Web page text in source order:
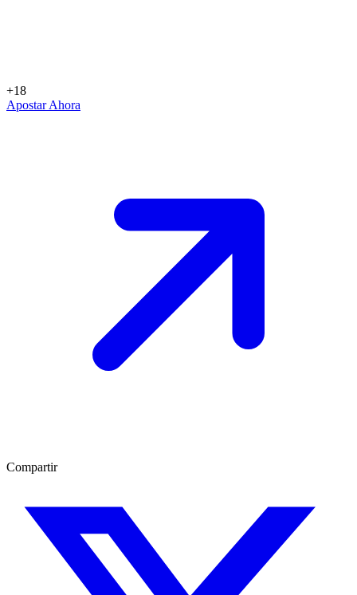
+18
Apostar Ahora
Compartir